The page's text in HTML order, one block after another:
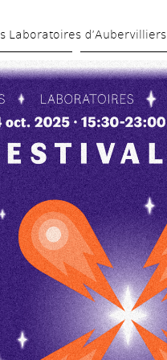
Laboratoires d’Aubervilliers